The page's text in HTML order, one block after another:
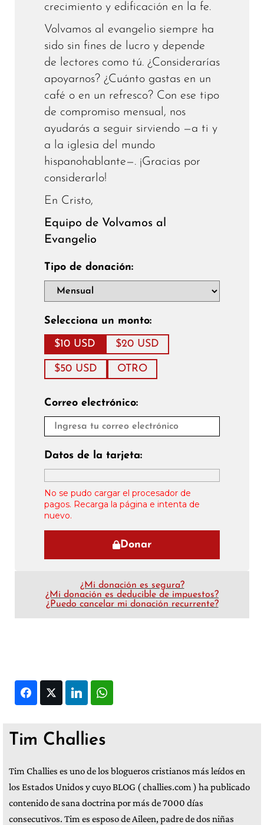
crecimiento y edificación en la fe.
Volvamos al evangelio siempre ha
sido sin fines de lucro y depende
de lectores como tú. ¿Considerarías
apoyarnos? ¿Cuánto gastas en un
café o en un refresco? Con ese tipo
de compromiso mensual, nos
ayudarás a seguir sirviendo —a ti y
a la iglesia del mundo
hispanohablante—. ¡Gracias por
considerarlo!
En Cristo,
Equipo de Volvamos al
Evangelio
Tipo de donación:
Selecciona un monto:
$10 USD $20 USD
$50 USD OTRO
Correo electrónico:
Datos de la tarjeta:
No se pudo cargar el procesador de
pagos. Recarga la página e intenta de
nuevo.
Donar
¿Mi donación es segura?
¿Mi donación es deducible de impuestos?
¿Puedo cancelar mi donación recurrente?
FacebookTwitter LinkedIn
Tim Challies
Tim Challies es uno de los blogueros cristianos más leídos en
los Estados Unidos y cuyo BLOG ( challies.com ) ha publicado
contenido de sana doctrina por más de 7000 días
consecutivos. Tim es esposo de Aileen, padre de dos niñas